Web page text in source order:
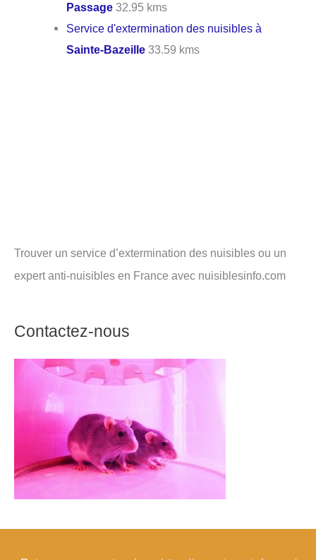
Passage 32.95 kms
Service d'extermination des nuisibles à
Sainte-Bazeille 33.59 kms
Trouver un service d’extermination des nuisibles ou un
expert anti-nuisibles en France avec nuisiblesinfo.com
Contactez-nous